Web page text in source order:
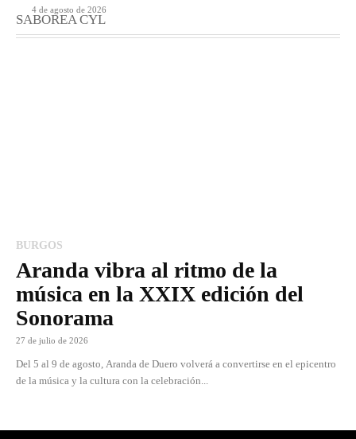
4 de agosto de 2026
SABOREA CYL
BURGOS
Aranda vibra al ritmo de la
música en la XXIX edición del
Sonorama
27 de julio de 2026
Del 5 al 9 de agosto, Aranda de Duero volverá a convertirse en el epicentro
de la música y la cultura con la celebración...